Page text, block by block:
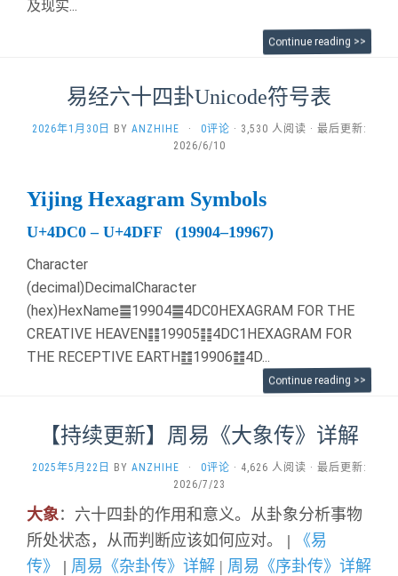
及现实...
Continue reading >>
易经六十四卦Unicode符号表
2026年1月30日 BY ANZHIHE · 0评论 · 3,530 人阅读 · 最后更新:
2026/6/10
Yijing Hexagram Symbols
U+4DC0 – U+4DFF (19904–19967)
Character
(decimal)DecimalCharacter
(hex)HexName䷀19904䷀4DC0HEXAGRAM FOR THE
CREATIVE HEAVEN䷁19905䷁4DC1HEXAGRAM FOR
THE RECEPTIVE EARTH䷂19906䷂4D...
Continue reading >>
【持续更新】周易《大象传》详解
2025年5月22日 BY ANZHIHE · 0评论 · 4,626 人阅读 · 最后更新:
2026/7/23
大象：六十四卦的作用和意义。从卦象分析事物
所处状态，从而判断应该如何应对。
|
《易
传》
| 周易《杂卦传》详解 | 周易《序卦传》详解